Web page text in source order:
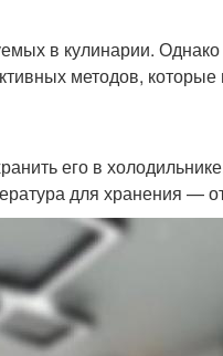
в кулинарии.
методов, которые
его в
для хранения —